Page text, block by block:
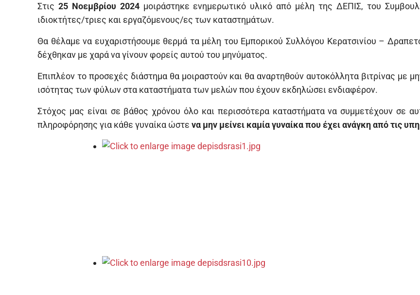
Στις 25 Νοεμβρίου 2024μοιράστηκε ενημερωτικό υλικό από μέλη της ΔΕΠΙΣ, του
ιδιοκτήτες/τριες και εργαζόμενους/ες των καταστημάτων.
Θα θέλαμε να ευχαριστήσουμε θερμά τα μέλη του Εμπορικού Συλλόγου Κερατσινίου –
δέχθηκαν με χαρά να γίνουν φορείς αυτού του μηνύματος.
Επιπλέον το προσεχές διάστημα θα μοιραστούν και θα αναρτηθούν αυτοκόλλητα βιτρίνας με
ισότητας των φύλων στα καταστήματα των μελών που έχουν εκδηλώσει ενδιαφέρον.
Στόχος μας είναι σε βάθος χρόνου όλο και περισσότερα καταστήματα να συμμετέχουν σε
πληροφόρησης για κάθε γυναίκα ώστε να μην μείνει καμία γυναίκα που έχει ανάγκη από τις